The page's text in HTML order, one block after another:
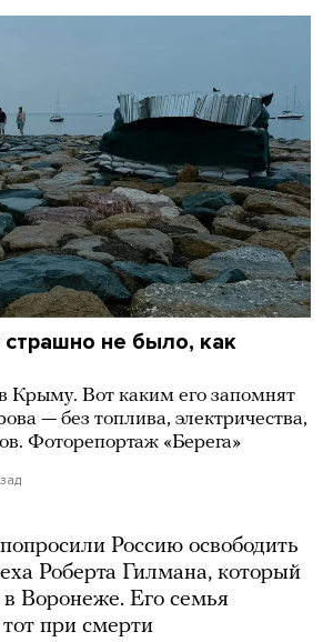
страшно не было, как
Крыму. Вот каким его запомнят
— без топлива, электричества,
Фоторепортаж «Берега»
Россию освободить
Роберта Гилмана, который
в Воронеже. Его семья
тот при смерти